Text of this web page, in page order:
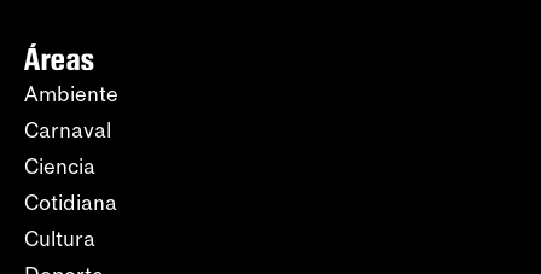
Áreas
Ambiente
Carnaval
Ciencia
Cotidiana
Cultura